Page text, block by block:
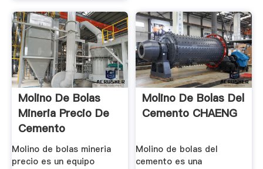
Molino De Bolas
Mineria Precio De
Cemento
Molino de bolas mineria
precio es un equipo
Molino De Bolas Del
Cemento CHAENG
Molino de bolas del
cemento es una